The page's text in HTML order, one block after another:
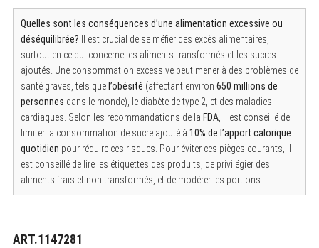
Quelles sont les conséquences d’une alimentation excessive ou
déséquilibrée? Il est crucial de se méfier des excès alimentaires,
surtout en ce qui concerne les aliments transformés et les sucres
ajoutés. Une consommation excessive peut mener à des problèmes de
santé graves, tels que l’obésité (affectant environ 650 millions de
personnes dans le monde), le diabète de type 2, et des maladies
cardiaques. Selon les recommandations de la FDA, il est conseillé de
limiter la consommation de sucre ajouté à 10% de l’apport calorique
quotidien pour réduire ces risques. Pour éviter ces pièges courants, il
est conseillé de lire les étiquettes des produits, de privilégier des
aliments frais et non transformés, et de modérer les portions.
ART.1147281